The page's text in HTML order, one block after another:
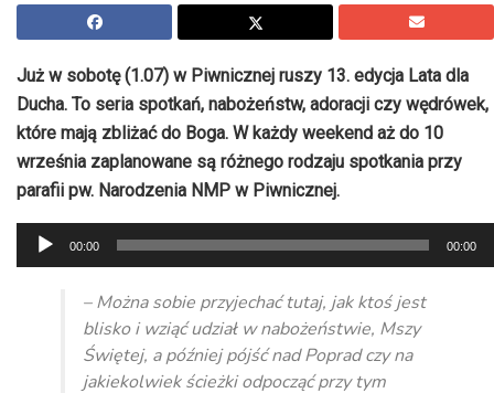
Już w sobotę (1.07) w Piwnicznej ruszy 13. edycja Lata dla
Ducha. To seria spotkań, nabożeństw, adoracji czy wędrówek,
które mają zbliżać do Boga. W każdy weekend aż do 10
września zaplanowane są różnego rodzaju spotkania przy
parafii pw. Narodzenia NMP w Piwnicznej.
Odtwarzacz
plików
dźwiękowych
00:00 00:00
– Można sobie przyjechać tutaj, jak ktoś jest
blisko i wziąć udział w nabożeństwie, Mszy
Świętej, a później pójść nad Poprad czy na
jakiekolwiek ścieżki odpocząć przy tym